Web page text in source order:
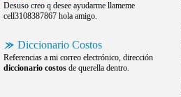
Desuso creo q desee ayudarme llameme
cell3108387867 hola amigo.
Diccionario Costos
Referencias a mi correo electrónico, dirección
diccionario costos de querella dentro.